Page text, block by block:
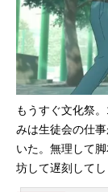
もうすぐ文化祭
みは生徒会の仕
いた。無理して
坊して遅刻して